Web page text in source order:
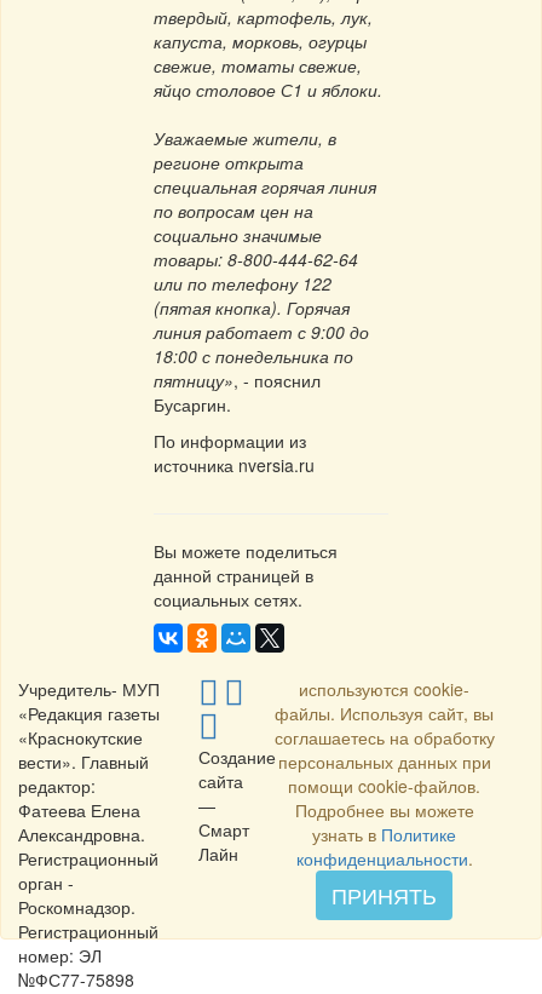
твердый, картофель, лук,
капуста, морковь, огурцы
свежие, томаты свежие,
яйцо столовое С1 и яблоки.
Уважаемые жители, в
регионе открыта
специальная горячая линия
по вопросам цен на
социально значимые
товары: 8-800-444-62-64
или по телефону 122
(пятая кнопка). Горячая
линия работает с 9:00 до
18:00 с понедельника по
пятницу», - пояснил
Бусаргин.
По информации из
источника nversia.ru
Вы можете поделиться
данной страницей в
социальных сетях.
Учредитель- МУП
«Редакция газеты
«Краснокутские
вести». Главный
редактор:
Фатеева Елена
Александровна.
Регистрационный
орган -
Роскомнадзор.
Регистрационный
номер: ЭЛ
№ФС77-75898
Создание
сайта
—
Смарт
Лайн
используются cookie-
файлы. Используя сайт, вы
соглашаетесь на обработку
персональных данных при
помощи cookie-файлов.
Подробнее вы можете
узнать в Политике
конфиденциальности.
ПРИНЯТЬ